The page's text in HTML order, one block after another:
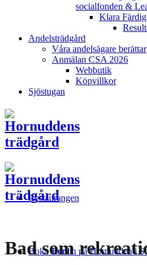
socialfonden &
Klara
Andelsträdgård
Våra andelsägare berättar
Anmälan CSA 2026
Webbutik
Köpvillkor
Sjöstugan
Restaurangen
Lunch på Hornudden i
Boka Bord
Bad som